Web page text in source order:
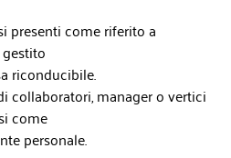
presenti come riferito a
riconducibile.
collaboratori, manager o vertici
come
personale.